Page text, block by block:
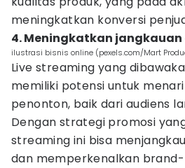
meningkatkan konversi
4. Meningkatkan jangkauan
ilustrasi bisnis online (pexels.com/Mart
Live streaming yang
memiliki potensi untuk
penonton, baik dari audiens
Dengan strategi promosi
streaming ini bisa
dan memperkenalkan